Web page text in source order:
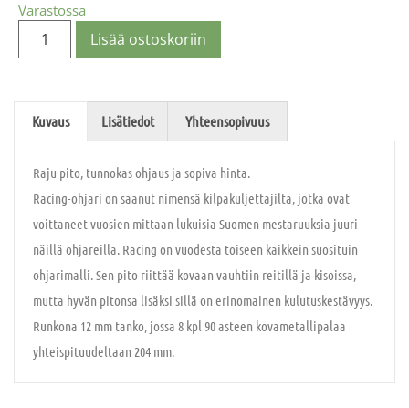
Varastossa
Lisää ostoskoriin
Kuvaus Lisätiedot Yhteensopivuus
Raju pito, tunnokas ohjaus ja sopiva hinta.
Racing-ohjari on saanut nimensä kilpakuljettajilta, jotka ovat
voittaneet vuosien mittaan lukuisia Suomen mestaruuksia juuri
näillä ohjareilla. Racing on vuodesta toiseen kaikkein suosituin
ohjarimalli. Sen pito riittää kovaan vauhtiin reitillä ja kisoissa,
mutta hyvän pitonsa lisäksi sillä on erinomainen kulutuskestävyys.
Runkona 12 mm tanko, jossa 8 kpl 90 asteen kovametallipalaa
yhteispituudeltaan 204 mm.